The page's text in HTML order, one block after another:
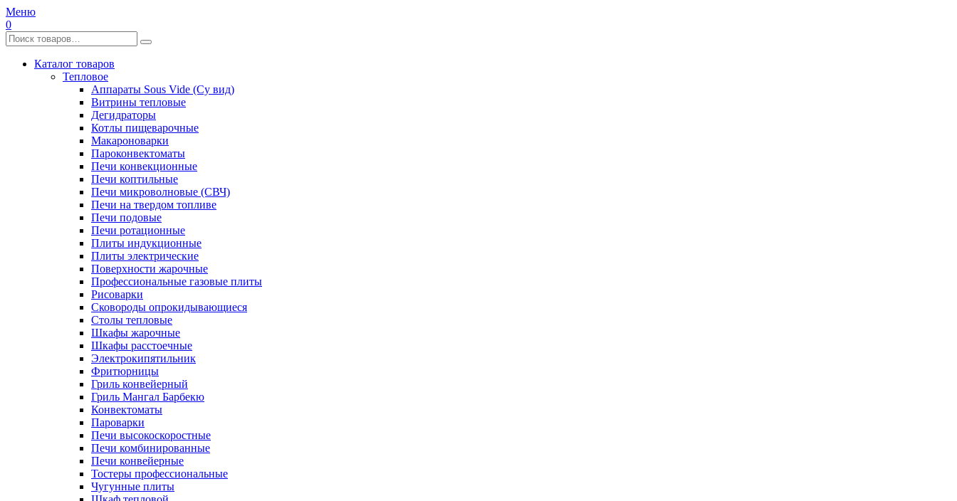
Меню
0
Каталог товаров
Тепловое
Аппараты Sous Vide (Су вид)
Витрины тепловые
Дегидраторы
Котлы пищеварочные
Макароноварки
Пароконвектоматы
Печи конвекционные
Печи коптильные
Печи микроволновые (СВЧ)
Печи на твердом топливе
Печи подовые
Печи ротационные
Плиты индукционные
Плиты электрические
Поверхности жарочные
Профессиональные газовые плиты
Рисоварки
Сковороды опрокидывающиеся
Столы тепловые
Шкафы жарочные
Шкафы расстоечные
Электрокипятильник
Фритюрницы
Гриль конвейерный
Гриль Мангал Барбекю
Конвектоматы
Пароварки
Печи высокоскоростные
Печи комбинированные
Печи конвейерные
Тостеры профессиональные
Чугунные плиты